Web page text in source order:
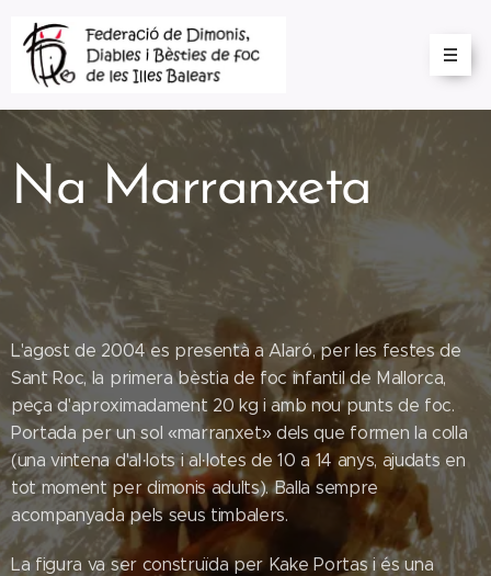
Na Marranxeta
L'agost de 2004 es presentà a Alaró, per les festes de
Sant Roc, la primera bèstia de foc infantil de Mallorca,
peça d'aproximadament 20 kg i amb nou punts de foc.
Portada per un sol «marranxet» dels que formen la colla
(una vintena d'al·lots i al·lotes de 10 a 14 anys, ajudats en
tot moment per dimonis adults). Balla sempre
acompanyada pels seus timbalers.
La figura va ser construïda per Kake Portas i és una